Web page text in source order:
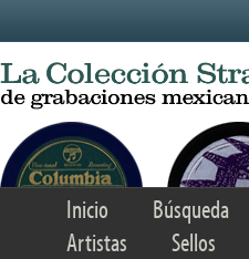
Inicio Búsqueda
Artistas
Sellos